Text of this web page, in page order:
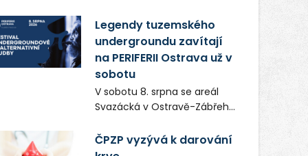
vůní, chutí a poctivých
lokálních výrobků. Trhy, co se
hledají tentokrát nabídnou
více než čtyřicet pečlivě
vybraných stánků s kvalitní
gastronomií, farmářskými
produkty, designem i
Návštěvníci se mohou těšit
Legendy tuzemského
undergroundu zavítají
na PERIFERII Ostrava už v
sobotu
V sobotu 8. srpna se areál
Svazácká v Ostravě-Zábřehu
undergroundové a
alternativní hudby. Uskuteční
ČPZP vyzývá k darování